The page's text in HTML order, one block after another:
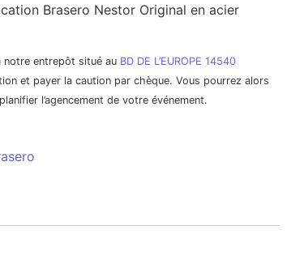
Brasero Nestor Original en acier
entrepôt situé au BD DE L’EUROPE 14540
et payer la caution par chèque. Vous pourrez alors
l’agencement de votre événement.